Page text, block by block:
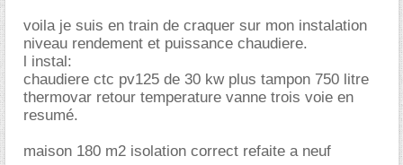
voila je suis en train de craquer sur mon instalation
niveau rendement et puissance chaudiere.
l instal:
chaudiere ctc pv125 de 30 kw plus tampon 750 litre
thermovar retour temperature vanne trois voie en
resumé.
maison 180 m2 isolation correct refaite a neuf